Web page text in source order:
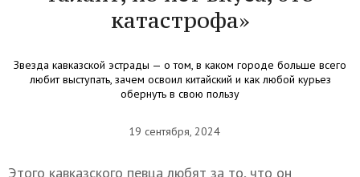
катастрофа»
Звезда кавказской эстрады — о том, в каком городе больше всего
любит выступать, зачем освоил китайский и как любой курьез
обернуть в свою пользу
19 сентября, 2024
Этого кавказского певца любят за то, что он